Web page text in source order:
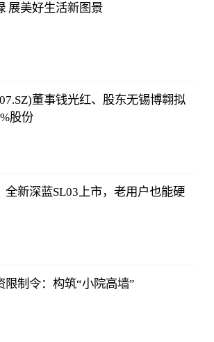
展美好生活新图景
董事钱光红、股东无锡博翱拟
股份
全新深蓝SL03上市，老用户也能硬
限制令：构筑“小院高墙”